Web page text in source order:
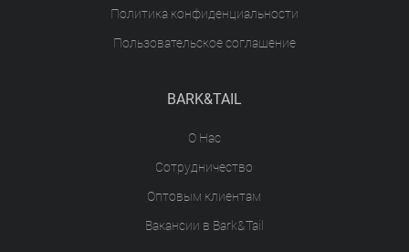
Политика конфиденциальности
Пользовательское соглашение
BARK&TAIL
О Нас
Сотрудничество
Оптовым клиентам
Вакансии в Bark&Tail